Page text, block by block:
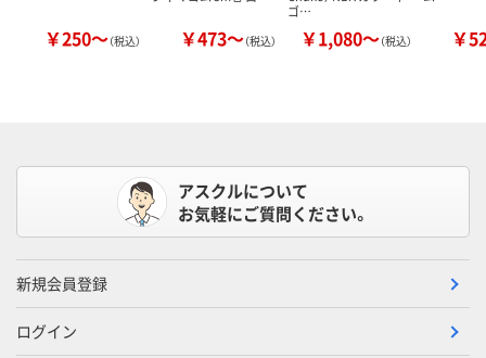
￥250～（税込） ￥473～（税込）
ゴ…
￥1,080～（税込） ￥
アスクルについて
お気軽にご質問ください。
新規会員登録
ログイン